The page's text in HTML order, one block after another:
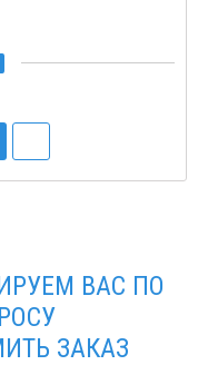
ВАС ПО
ЗАКАЗ